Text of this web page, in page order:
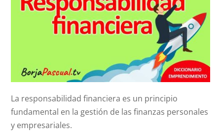
La responsabilidad financiera es un principio
fundamental en la gestión de las finanzas personales
y empresariales.